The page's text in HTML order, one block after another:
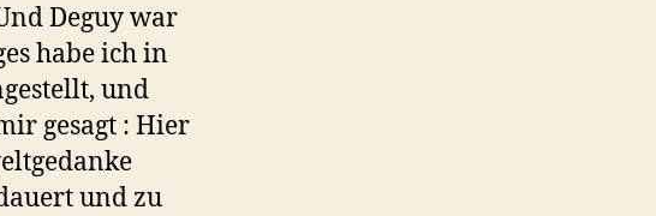
Deguy war
habe ich in
und
gesagt : Hier
und zu